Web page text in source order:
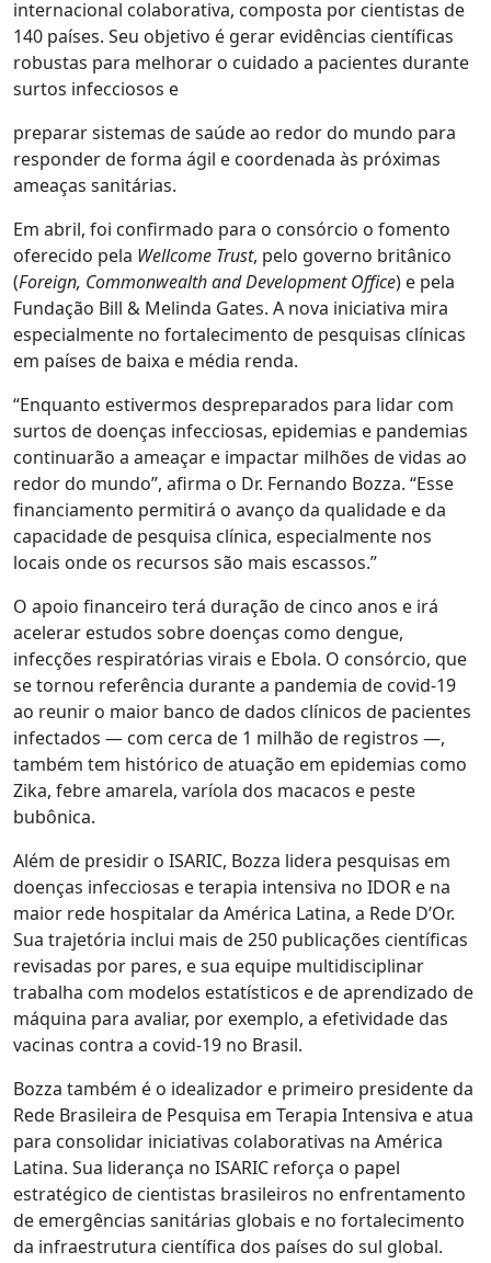
internacional colaborativa, composta por cientistas de
140 países. Seu objetivo é gerar evidências científicas
robustas para melhorar o cuidado a pacientes durante
surtos infecciosos e
preparar sistemas de saúde ao redor do mundo para
responder de forma ágil e coordenada às próximas
ameaças sanitárias.
Em abril, foi confirmado para o consórcio o fomento
oferecido pela Wellcome Trust, pelo governo britânico
(Foreign, Commonwealth and Development Office) e pela
Fundação Bill & Melinda Gates. A nova iniciativa mira
especialmente no fortalecimento de pesquisas clínicas
em países de baixa e média renda.
“Enquanto estivermos despreparados para lidar com
surtos de doenças infecciosas, epidemias e pandemias
continuarão a ameaçar e impactar milhões de vidas ao
redor do mundo”, afirma o Dr. Fernando Bozza. “Esse
financiamento permitirá o avanço da qualidade e da
capacidade de pesquisa clínica, especialmente nos
locais onde os recursos são mais escassos.”
O apoio financeiro terá duração de cinco anos e irá
acelerar estudos sobre doenças como dengue,
infecções respiratórias virais e Ebola. O consórcio, que
se tornou referência durante a pandemia de covid-19
ao reunir o maior banco de dados clínicos de pacientes
infectados — com cerca de 1 milhão de registros —,
também tem histórico de atuação em epidemias como
Zika, febre amarela, varíola dos macacos e peste
bubônica.
Além de presidir o ISARIC, Bozza lidera pesquisas em
doenças infecciosas e terapia intensiva no IDOR e na
maior rede hospitalar da América Latina, a Rede D’Or.
Sua trajetória inclui mais de 250 publicações científicas
revisadas por pares, e sua equipe multidisciplinar
trabalha com modelos estatísticos e de aprendizado de
máquina para avaliar, por exemplo, a efetividade das
vacinas contra a covid-19 no Brasil.
Bozza também é o idealizador e primeiro presidente da
Rede Brasileira de Pesquisa em Terapia Intensiva e atua
para consolidar iniciativas colaborativas na América
Latina. Sua liderança no ISARIC reforça o papel
estratégico de cientistas brasileiros no enfrentamento
de emergências sanitárias globais e no fortalecimento
da infraestrutura científica dos países do sul global.